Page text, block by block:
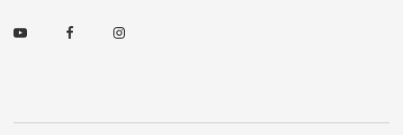
Youtube FacebookInstagram